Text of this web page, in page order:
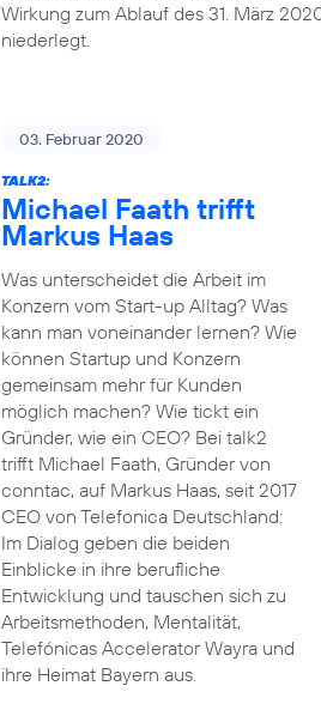
Wirkung zum Ablauf des 31. März
niederlegt.
03. Februar 2020
TALK2:
Michael Faath trifft
Markus Haas
Was unterscheidet die Arbeit im
Konzern vom Start-up Alltag? Was
kann man voneinander lernen? Wie
können Startup und Konzern
gemeinsam mehr für Kunden
möglich machen? Wie tickt ein
Gründer, wie ein CEO? Bei talk2
trifft Michael Faath, Gründer von
conntac, auf Markus Haas, seit 2017
CEO von Telefonica Deutschland:
Im Dialog geben die beiden
Einblicke in ihre berufliche
Entwicklung und tauschen sich zu
Arbeitsmethoden, Mentalität,
Telefónicas Accelerator Wayra und
ihre Heimat Bayern aus.